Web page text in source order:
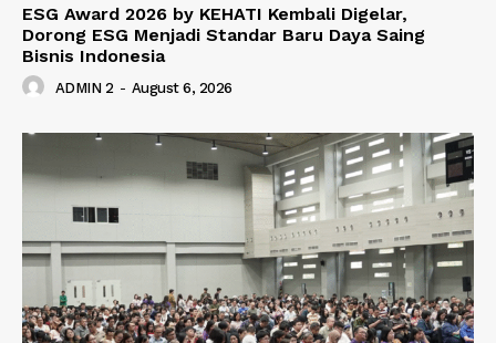
ESG Award 2026 by KEHATI Kembali Digelar,
Dorong ESG Menjadi Standar Baru Daya Saing
Bisnis Indonesia
ADMIN 2 - August 6, 2026